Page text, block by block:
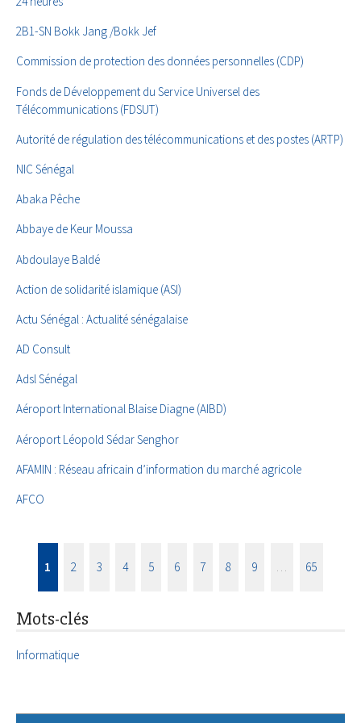
2B1-SN Bokk Jang /Bokk Jef
Commission de protection des données personnelles (CDP)
Fonds de Développement du Service Universel des
Télécommunications (FDSUT)
Autorité de régulation des télécommunications et des postes (ARTP)
NIC Sénégal
Abaka Pêche
Abbaye de Keur Moussa
Abdoulaye Baldé
Action de solidarité islamique (ASI)
Actu Sénégal : Actualité sénégalaise
AD Consult
Adsl Sénégal
Aéroport International Blaise Diagne (AIBD)
Aéroport Léopold Sédar Senghor
AFAMIN : Réseau africain d’information du marché agricole
AFCO
1 2 3 4 5 6 7 8 9 … 65
Mots-clés
Informatique